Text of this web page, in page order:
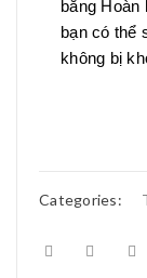
bằng Hoàn
bạn có thể
không bị
Categories: